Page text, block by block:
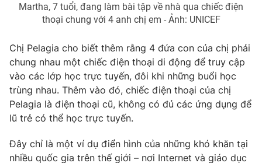
Martha, 7 tuổi, đang làm bài tập về nhà qua chiếc điện
thoại chung với 4 anh chị em - Ảnh: UNICEF
Chị Pelagia cho biết thêm rằng 4 đứa con của chị phải
chung nhau một chiếc điện thoại di động để truy cập
vào các lớp học trực tuyến, đôi khi những buổi học
trùng nhau. Thêm vào đó, chiếc điện thoại của chị
Pelagia là điện thoại cũ, không có đủ các ứng dụng để
lũ trẻ có thể học trực tuyến.
Đây chỉ là một ví dụ điển hình của những khó khăn tại
nhiều quốc gia trên thế giới – nơi Internet và giáo dục